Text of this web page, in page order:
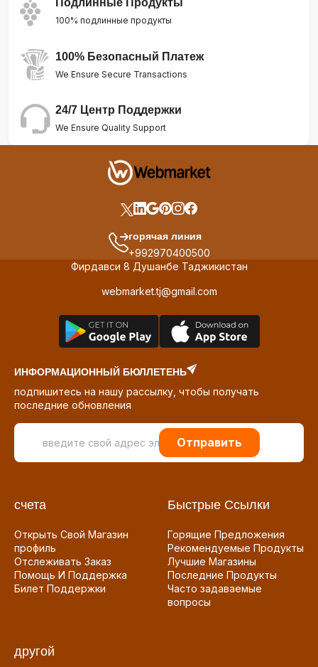
100% подлинные продукты
100% Безопасный Платеж
We Ensure Secure Transactions
24/7 Центр Поддержки
We Ensure Quality Support
горячая линия
+992970400500
Фирдавси 8 Душанбе Таджикистан
webmarket.tj@gmail.com
ИНФОРМАЦИОННЫЙ БЮЛЛЕТЕНЬ
подпишитесь на нашу рассылку, чтобы получать
последние обновления
Отправить
счета
Открыть Свой Магазин
профиль
Отслеживать Заказ
Помощь И Поддержка
Билет Поддержки
Быстрые Ссылки
Горящие Предложения
Рекомендуемые Продукты
Лучшие Магазины
Последние Продукты
Часто задаваемые
вопросы
другой